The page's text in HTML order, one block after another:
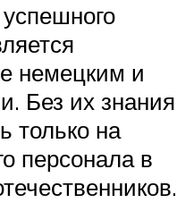
немецким и
Без их знания
только на
персонала в